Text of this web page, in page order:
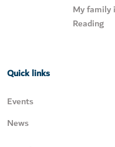
My family
Reading
Quick links
Events
News